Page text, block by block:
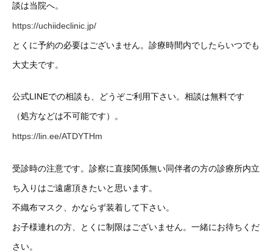
談は当院へ。
https://uchiideclinic.jp/
とくに予約の必要はございません。診療時間内でしたらいつでも
大丈夫です。
公式LINEでの相談も、どうぞご利用下さい。相談は無料です
（処方などは不可能です）。
https://lin.ee/ATDYTHm
受診時の注意です。診察に直接関係無い同伴者の方の診療所内立
ち入りはご遠慮頂きたいと思います。
不織布マスク、かならず装着して下さい。
お子様連れの方、とくに制限はございません。一緒にお待ちくだ
さい。